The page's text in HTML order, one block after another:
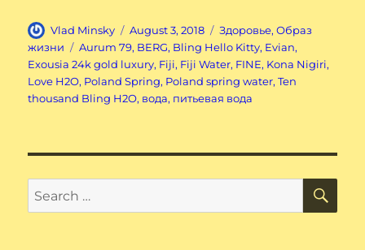
Author
Vlad Minsky
Posted
on
August 3, 2018 Categories
Здоровье,Образ
жизни
Tags
Aurum 79, BERG, Bling Hello Kitty, Evian,
Exousia 24k gold luxury, Fiji, Fiji Water, FINE, Kоna Nigiri,
Lоve H2O, Poland Spring, Poland spring water,Ten
thousand Bling H2O, вода, питьевая вода
Search
for: